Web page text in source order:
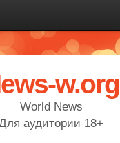
w.org
World News
аудитории 18+